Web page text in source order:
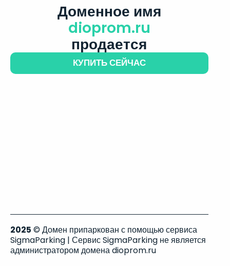
Доменное имя
dioprom.ru
продается
КУПИТЬ СЕЙЧАС
2025 © Домен припаркован с помощью сервиса
SigmaParking | Сервис SigmaParking не является
администратором домена dioprom.ru